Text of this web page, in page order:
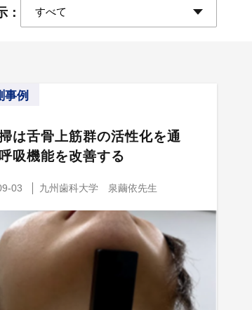
：
事例
は舌骨上筋群の活性化を通
吸機能を改善する
03 九州歯科大学 泉繭依先生